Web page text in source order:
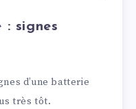
: signes
d’une batterie
très tôt.